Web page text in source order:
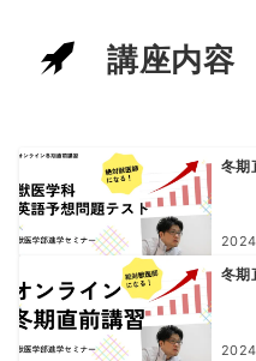
講座内容
冬
2024
冬